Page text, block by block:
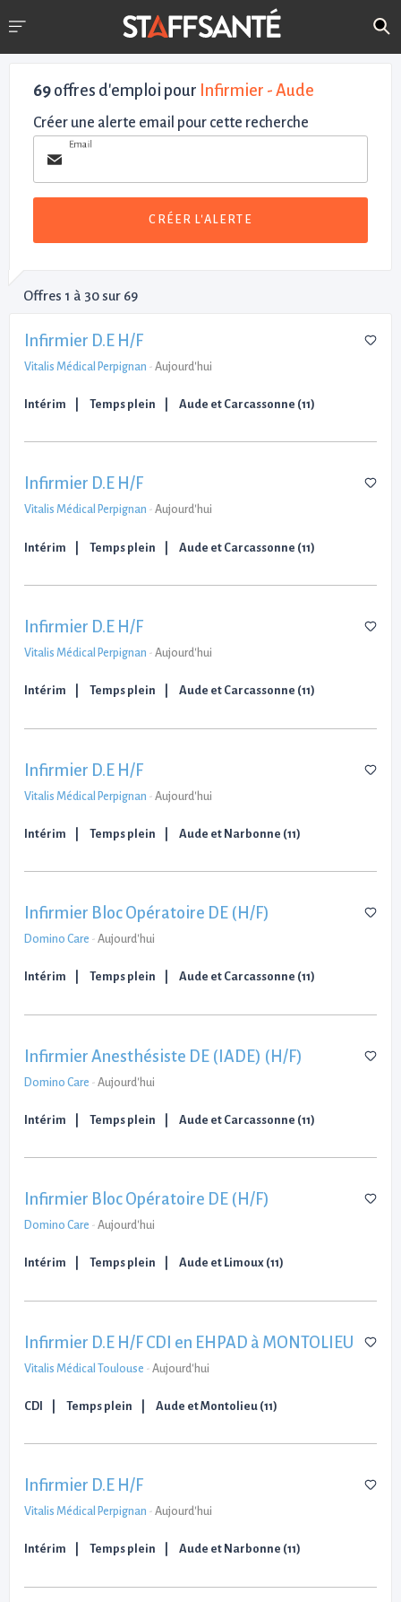
69 offres d'emploi pour Infirmier - Aude
Créer une alerte email pour cette recherche
Email
CRÉER L'ALERTE
Offres 1 à 30 sur 69
Infirmier D.E H/F
Vitalis Médical Perpignan - Aujourd'hui
Intérim Temps plein Aude et Carcassonne (11)
Infirmier D.E H/F
Vitalis Médical Perpignan - Aujourd'hui
Intérim Temps plein Aude et Carcassonne (11)
Infirmier D.E H/F
Vitalis Médical Perpignan - Aujourd'hui
Intérim Temps plein Aude et Carcassonne (11)
Infirmier D.E H/F
Vitalis Médical Perpignan - Aujourd'hui
Intérim Temps plein Aude et Narbonne (11)
Infirmier Bloc Opératoire DE (H/F)
Domino Care - Aujourd'hui
Intérim Temps plein Aude et Carcassonne (11)
Infirmier Anesthésiste DE (IADE) (H/F)
Domino Care - Aujourd'hui
Intérim Temps plein Aude et Carcassonne (11)
Infirmier Bloc Opératoire DE (H/F)
Domino Care - Aujourd'hui
Intérim Temps plein Aude et Limoux (11)
Infirmier D.E H/F CDI en EHPAD à MONTOLIEU
Vitalis Médical Toulouse - Aujourd'hui
CDI Temps plein Aude et Montolieu (11)
Infirmier D.E H/F
Vitalis Médical Perpignan - Aujourd'hui
Intérim Temps plein Aude et Narbonne (11)